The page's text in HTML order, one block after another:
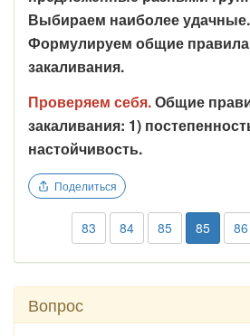
Выбираем наиболее удачные.
Формулируем общие
закаливания.
Проверяем себя.Общие
закаливания: 1)
настойчивость.
Поделиться
83 84 85 85 86
Вопрос